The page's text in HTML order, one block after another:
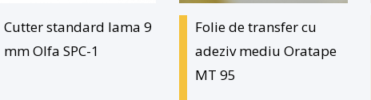
Cutter standard lama 9
mm Olfa SPC-1
Folie de transfer cu
adeziv mediu Oratape
MT 95